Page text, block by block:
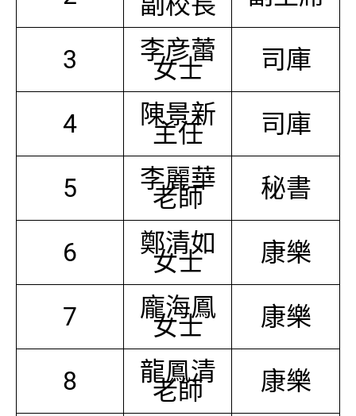
3 李彦蕾
女士 司庫
4 陳景新
主任 司庫
5 李麗華
老師 秘書
6 鄭清如
女士 康樂
7 龐海鳳
女士 康樂
8 龍鳳清
老師 康樂